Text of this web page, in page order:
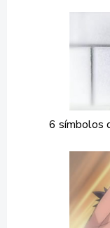
6 símbolos